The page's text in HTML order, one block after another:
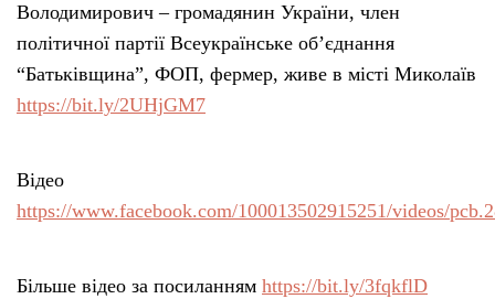
Володимирович – громадянин України, член
політичної партії Всеукраїнське об’єднання
“Батьківщина”, ФОП, фермер, живе в місті Миколаїв
https://bit.ly/2UHjGM7
Відео
https://www.facebook.com/100013502915251/videos/
Більше відео за посиланням https://bit.ly/3fqkflD